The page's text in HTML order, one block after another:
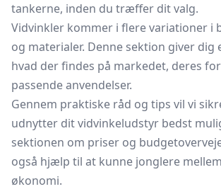
tankerne, inden du træffer dit valg.
Vidvinkler kommer i flere variationer i
og materialer. Denne sektion giver dig
hvad der findes på markedet, deres
passende anvendelser.
Gennem praktiske råd og tips vil vi
udnytter dit vidvinkeludstyr bedst
sektionen om priser og
også hjælp til at kunne jonglere
økonomi.